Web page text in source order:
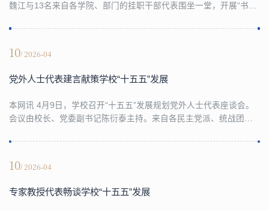
魏江与13名来自各学院、部门的挂职干部代表围坐一堂，开展“书记
既是对挂职工作的深度复盘，更是对社会服务攻坚年战略的再动
基金委，从新疆财政厅到龙泉查田镇……挂职干部们带着一身风尘
10/ 2026-04
党外人士代表建言献策学校“十五五”发展
本网讯 4月9日，学校召开“十五五”发展规划党外人士代表座谈会。
会议由校长、党委副书记陈衍泰主持。来自各民主党派、统战团体
统战团体长期以来对学校事业发展的关心与支持。他表示，代表们
治、心系学校发展的责任担当，也展现了心系国家发展、服务地方
10/ 2026-04
专家教授代表畅谈学校“十五五”发展